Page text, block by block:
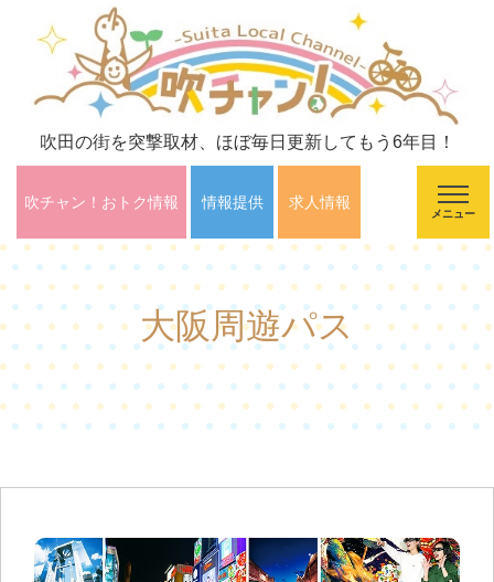
吹田の街を突撃取材、ほぼ毎日更新してもう6年目！
吹チャン！おトク情報 情報提供 求人情報
メニュー
大阪周遊パス